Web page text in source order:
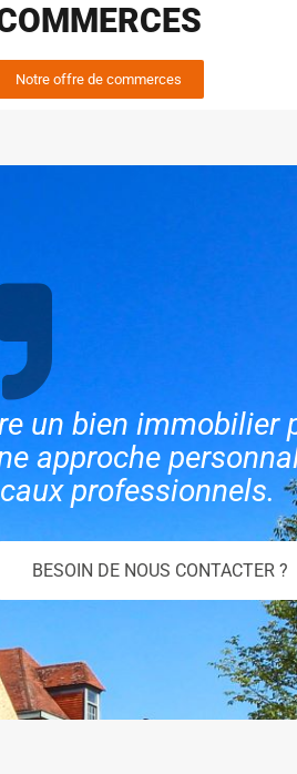
Notre offre de commerces
un bien immobilier
approche
professionnels.
BESOIN DE NOUS CONTACTER ?